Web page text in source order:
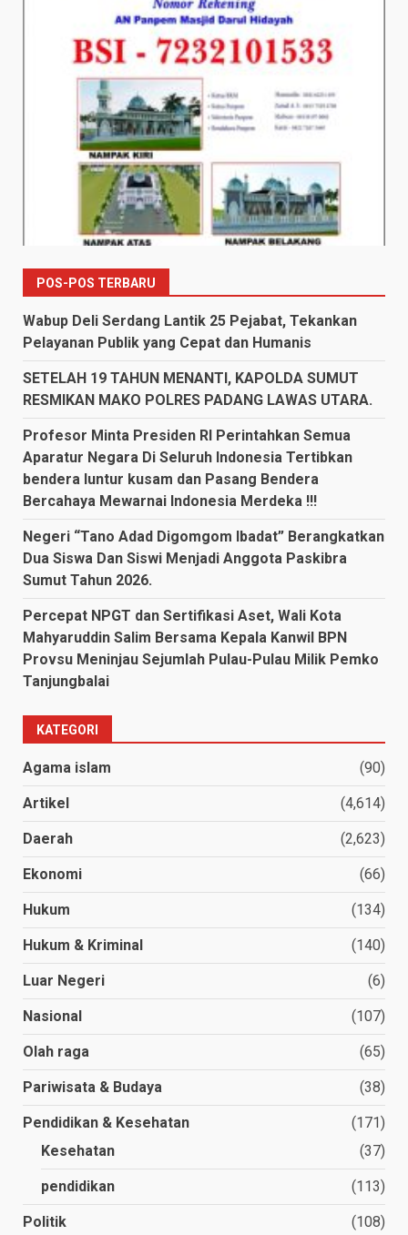
POS-POS TERBARU
Wabup Deli Serdang Lantik 25 Pejabat, Tekankan
Pelayanan Publik yang Cepat dan Humanis
SETELAH 19 TAHUN MENANTI, KAPOLDA SUMUT
RESMIKAN MAKO POLRES PADANG LAWAS UTARA.
Profesor Minta Presiden RI Perintahkan Semua
Aparatur Negara Di Seluruh Indonesia Tertibkan
bendera luntur kusam dan Pasang Bendera
Bercahaya Mewarnai Indonesia Merdeka !!!
Negeri “Tano Adad Digomgom Ibadat” Berangkatkan
Dua Siswa Dan Siswi Menjadi Anggota Paskibra
Sumut Tahun 2026.
Percepat NPGT dan Sertifikasi Aset, Wali Kota
Mahyaruddin Salim Bersama Kepala Kanwil BPN
Provsu Meninjau Sejumlah Pulau-Pulau Milik Pemko
Tanjungbalai
KATEGORI
Agama islam (90)
Artikel (4,614)
Daerah (2,623)
Ekonomi (66)
Hukum (134)
Hukum & Kriminal (140)
Luar Negeri (6)
Nasional (107)
Olah raga (65)
Pariwisata & Budaya (38)
Pendidikan & Kesehatan
(171)
Kesehatan
(37)
pendidikan (113)
Politik (108)